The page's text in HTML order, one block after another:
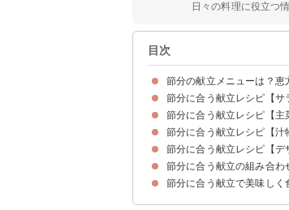
日々の料理に役立つ
目次
節分の献立メニューは？恵
節分に合う献立レシピ【サ
①節分豆のかぼちゃサラダ
②彩り豊かな落花生サラダ
③節分豆の煮物
④さっぱり風味のいわしの甘
節分に合う献立レシピ【主
①子供も喜ぶ飾り恵方巻き
②高齢者にもおすすめ節分そ
③節分豆の炊き込みご飯
④節分の定番いわしの塩焼き
⑤つみれと大豆のトマト煮
節分に合う献立レシピ【汁
①いわしのつみれ鍋
②鬼除け汁
③節分豆入り味噌汁
④具沢山けんちん汁
節分に合う献立レシピ【デ
①鬼のデコレーションカップ
②鬼のクレープ
③炒り大豆と小魚のお菓子
④恵方巻き風節分豆クッキー
節分に合う献立の組み合わ
献立メニュー例①
献立メニュー例②
献立メニュー例③
節分に合う献立で美味しく